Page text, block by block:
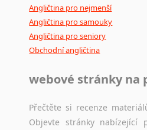
Angličtina pro nejmenší
Angličtina pro samouky
Angličtina pro seniory
Obchodní angličtina
webové stránky na
Přečtěte si recenze
Objevte stránky nabízející